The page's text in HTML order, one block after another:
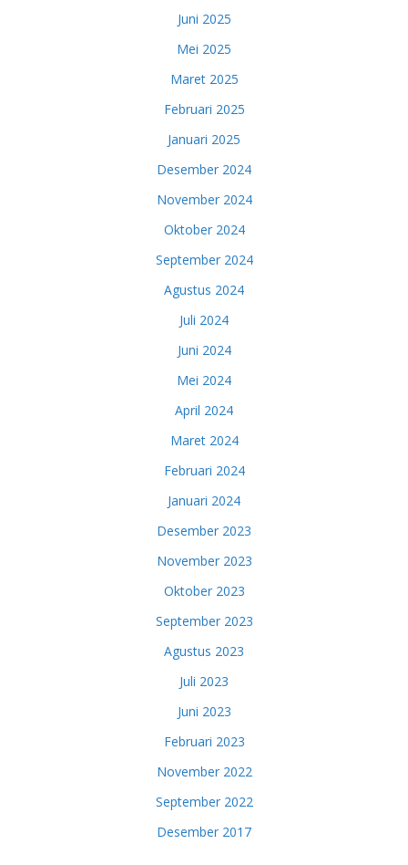
Juni 2025
Mei 2025
Maret 2025
Februari 2025
Januari 2025
Desember 2024
November 2024
Oktober 2024
September 2024
Agustus 2024
Juli 2024
Juni 2024
Mei 2024
April 2024
Maret 2024
Februari 2024
Januari 2024
Desember 2023
November 2023
Oktober 2023
September 2023
Agustus 2023
Juli 2023
Juni 2023
Februari 2023
November 2022
September 2022
Desember 2017